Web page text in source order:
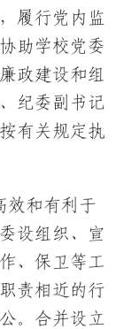
履行党内监
助学校党委
政建设和组
纪委副书记
有关规定执
效和有利于
设组织、宣
、保卫等工
责相近的行
。合并设立